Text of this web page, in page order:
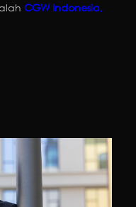
CGW Indonesia,